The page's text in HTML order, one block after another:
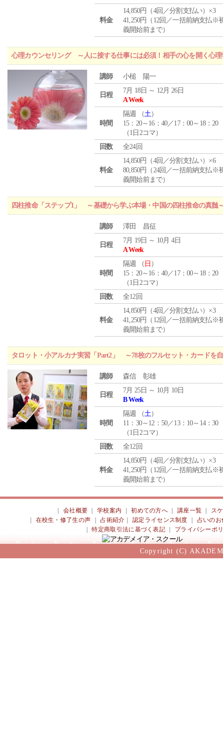
料金
14,850円（4回／分割支払い）×3
41,250円（12回／一括前納支払※
義開始前まで）
心理カウンセリング ～人に接する仕事には必須！相手の心を開く心理
講師 小槌 陽一
日程
7月 18日 ～ 12月 26日
A Week
時間
隔週 （土）
15：20～16：40／17：00～18：20
（1日2コマ）
回数
全24回
料金
14,850円（4回／分割支払い）×6
80,850円（24回／一括前納支払※
義開始前まで）
四柱推命「ステップ1」 ～基礎から学ぶ本場・中国の四柱推命の真髄
講師 澤田 昌征
日程
7月 19日 ～ 10月 4日
A Week
時間
隔週 （ 日 ）
15：20～16：40／17：00～18：20
（1日2コマ）
回数
全12回
料金
14,850円（4回／分割支払い）×3
41,250円（12回／一括前納支払※
義開始前まで）
タロット・小アルカナ実習「Part2」 ～78枚のフルセット・カードを
講師 森信 彰雄
日程
7月 25日 ～ 10月 10日
B Week
時間
隔週 （土）
11：30～12：50／13：10～14：30
（1日2コマ）
回数
全12回
料金
14,850円（4回／分割支払い）×3
41,250円（12回／一括前納支払※
義開始前まで）
会社概要 ｜学校案内 ｜初めての方へ 講座一覧
ス
在校生・修了生の声 ｜占術紹介 ｜認定ライセンス制度
占いのお
｜特定商取引法に基づく表記 プライバシーポ
Copyright (C)